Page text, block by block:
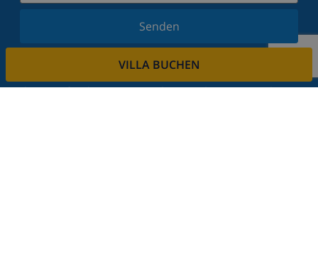
VILLA BUCHEN
Senden
Melden Sie sich für unseren Newsletter an und
dem Laufenden. Wir respektieren Ihre Privatsphäre.